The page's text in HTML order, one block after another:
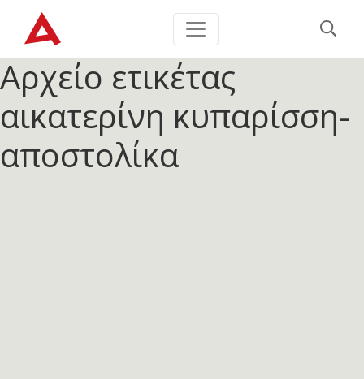
Αρχείο ετικέτας
αικατερίνη κυπαρίσση-
αποστολίκα